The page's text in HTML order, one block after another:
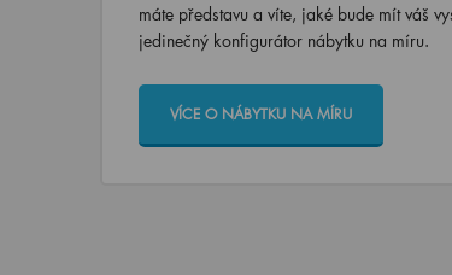
máte představu a víte, jaké bude mít váš
jedinečný konfigurátor nábytku na míru.
VÍCE O NÁBYTKU NA MÍRU